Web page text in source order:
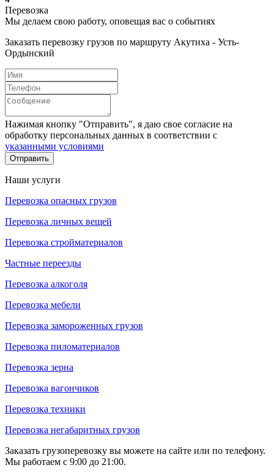
Перевозка
Мы делаем свою работу, оповещая вас о событиях
Заказать перевозку грузов по маршруту Акутиха - Усть-
Ордынский
Нажимая кнопку "Отправить", я даю свое согласие на
обработку персональных данных в соответствии с
указанными условиями
Отправить
Наши услуги
Перевозка опасных грузов
Перевозка личных вещей
Перевозка стройматериалов
Частные переезды
Перевозка алкоголя
Перевозка мебели
Перевозка замороженных грузов
Перевозка пиломатериалов
Перевозка зерна
Перевозка вагончиков
Перевозка техники
Перевозка негабаритных грузов
Заказать грузоперевозку вы можете на сайте или по телефону.
Мы работаем с 9:00 до 21:00.